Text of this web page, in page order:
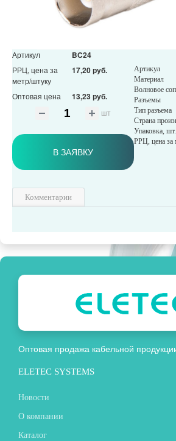
Артикул BC24
РРЦ, цена за
метр/штуку
17,20 руб.
Оптовая цена 13,23 руб.
шт
В ЗАЯВКУ
Артикул
Материал
Волновое
Разъемы
Тип разъема
Страна
Упаковка, шт.
РРЦ, цена за
Комментарии
Оптовая продажа кабельной
ELETEC SYSTEMS
Новости
О компании
Каталог